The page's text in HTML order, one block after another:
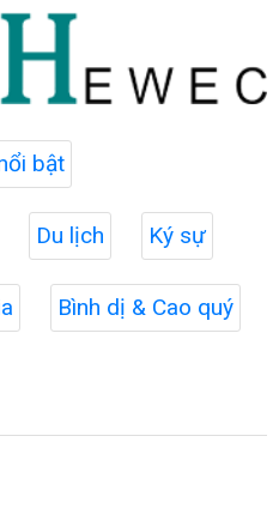
bật
Du lịch Ký sự
Bình dị & Cao quý